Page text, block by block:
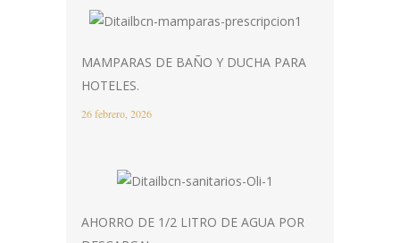
MAMPARAS DE BAÑO Y DUCHA PARA
HOTELES.
26 febrero, 2026
AHORRO DE 1/2 LITRO DE AGUA POR